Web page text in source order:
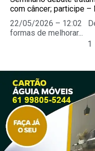
com câncer; participe –
22/05/2026 – 12:02
formas de melhorar...
1